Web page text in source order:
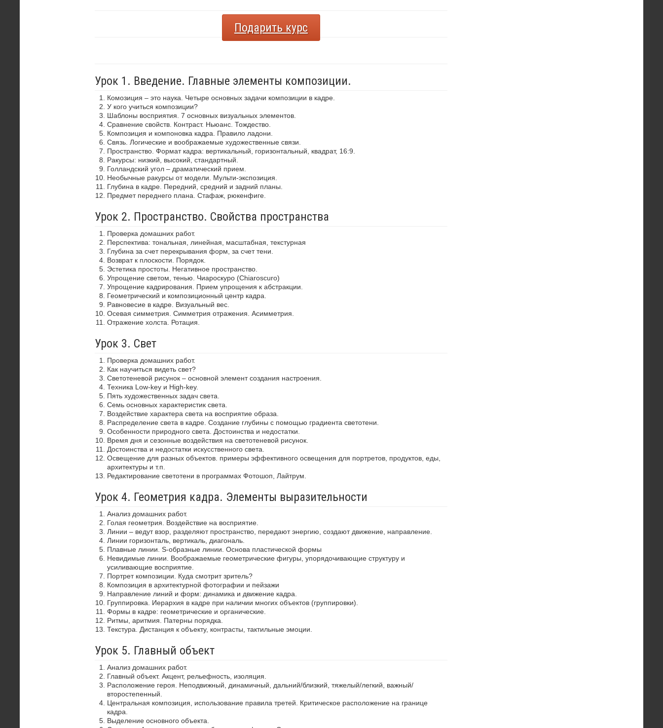
Подарить курс
Урок 1. Введение. Главные элементы композиции.
Комозиция – это наука. Четыре основных задачи композиции в кадре.
У кого учиться композиции?
Шаблоны восприятия. 7 основных визуальных элементов.
Сравнение свойств. Контраст. Ньюанс. Тождество.
Композиция и компоновка кадра. Правило ладони.
Связь. Логические и воображаемые художественные связи.
Пространство. Формат кадра: вертикальный, горизонтальный, квадрат, 16:9.
Ракурсы: низкий, высокий, стандартный.
Голландский угол – драматический прием.
Необычные ракурсы от модели. Мульти-экспозиция.
Глубина в кадре. Передний, средний и задний планы.
Предмет переднего плана. Стафаж, рюкенфиге.
Урок 2. Пространство. Свойства пространства
Проверка домашних работ.
Перспектива: тональная, линейная, масштабная, текстурная
Глубина за счет перекрывания форм, за счет тени.
Возврат к плоскости. Порядок.
Эстетика простоты. Негативное пространство.
Упрощение светом, тенью. Чиароскуро (Chiaroscuro)
Упрощение кадрирования. Прием упрощения к абстракции.
Геометрический и композиционный центр кадра.
Равновесие в кадре. Визуальный вес.
Осевая симметрия. Симметрия отражения. Асимметрия.
Отражение холста. Ротация.
Урок 3. Свет
Проверка домашних работ.
Как научиться видеть свет?
Светотеневой рисунок – основной элемент создания настроения.
Техника Low-key и High-key.
Пять художественных задач света.
Семь основных характеристик света.
Воздействие характера света на восприятие образа.
Распределение света в кадре. Создание глубины с помощью градиента светотени.
Особенности природного света. Достоинства и недостатки.
Время дня и сезонные воздействия на светотеневой рисунок.
Достоинства и недостатки искусственного света.
Освещение для разных объектов. примеры эффективного освещения для портретов, продуктов, еды,
архитектуры и т.п.
Редактирование светотени в программах Фотошоп, Лайтрум.
Урок 4. Геометрия кадра. Элементы выразительности
Анализ домашних работ.
Голая геометрия. Воздействие на восприятие.
Линии – ведут взор, разделяют пространство, передают энергию, создают движение, направление.
Линии горизонталь, вертикаль, диагональ.
Плавные линии. S-образные линии. Основа пластической формы
Невидимые линии. Воображаемые геометрические фигуры, упорядочивающие структуру и
усиливающие восприятие.
Портрет композиции. Куда смотрит зритель?
Композиция в архитектурной фотографии и пейзажи
Направление линий и форм: динамика и движение кадра.
Группировка. Иерархия в кадре при наличии многих объектов (группировки).
Формы в кадре: геометрические и органические.
Ритмы, аритмия. Патерны порядка.
Текстура. Дистанция к объекту, контрасты, тактильные эмоции.
Урок 5. Главный объект
Анализ домашних работ.
Главный объект. Акцент, рельефность, изоляция.
Расположение героя. Неподвижный, динамичный, дальний/близкий, тяжелый/легкий, важный/
второстепенный.
Центральная композиция, использование правила третей. Критическое расположение на границе
кадра.
Выделение основного объекта.